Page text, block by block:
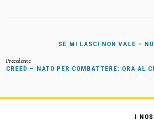
SE MI LASCI NON VALE –
CREED – NATO PER COMBATTERE: ORA AL
I